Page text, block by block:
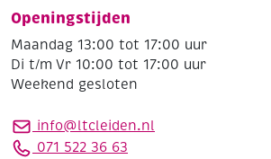
Openingstijden
Maandag 13:00 tot 17:00 uur
Di t/m Vr 10:00 tot 17:00 uur
Weekend gesloten
info@ltcleiden.nl
071 522 36 63